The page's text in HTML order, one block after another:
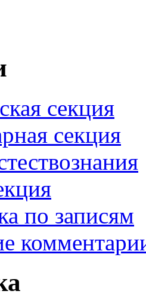
секция
секция
по записям